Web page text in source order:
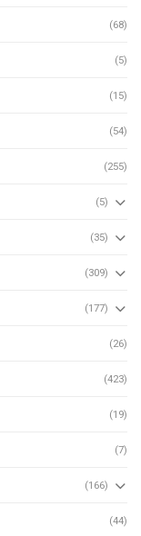
(68)
(5)
(15)
(54)
(255)
(5)
(35)
(309)
(177)
(26)
(423)
(19)
(7)
(166)
(44)